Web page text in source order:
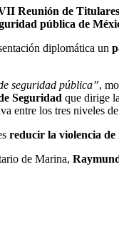
Reunión de Titulares
pública de
diplomática un
seguridad pública”,
Seguridad que dirige
entre los tres niveles
reducir la violencia de
de Marina,